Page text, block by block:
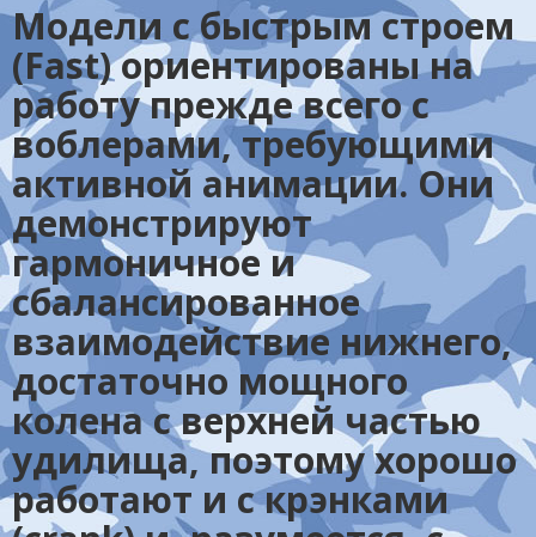
Модели с быстрым строем
(Fast) ориентированы на
работу прежде всего с
воблерами, требующими
активной анимации. Они
демонстрируют
гармоничное и
сбалансированное
взаимодействие нижнего,
достаточно мощного
колена с верхней частью
удилища, поэтому хорошо
работают и с крэнками